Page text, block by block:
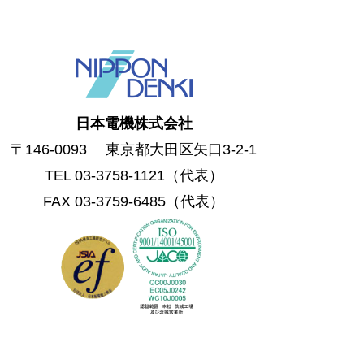
日本電機株式会社
〒146-0093 東京都大田区矢口3-2-1
TEL 03-3758-1121（代表）
FAX 03-3759-6485（代表）